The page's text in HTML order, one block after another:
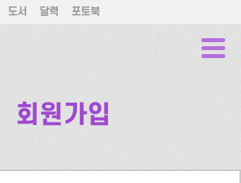
도서 달력 포토북
회원가입